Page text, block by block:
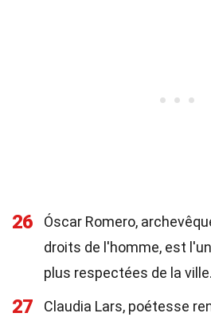
26
Óscar Romero,
droits de l'homme, est
plus respectées de la ville.
27
Claudia Lars, poétesse